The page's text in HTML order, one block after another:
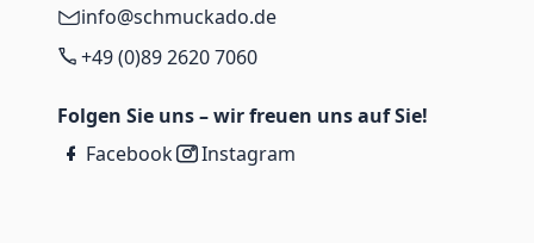
info@schmuckado.de
+49 (0)89 2620 7060
Folgen Sie uns – wir freuen uns auf Sie!
Facebook
Instagram